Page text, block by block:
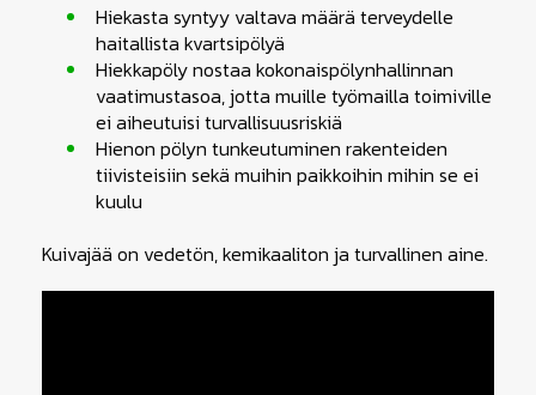
Hiekasta syntyy valtava määrä terveydelle
haitallista kvartsipölyä
Hiekkapöly nostaa kokonaispölynhallinnan
vaatimustasoa, jotta muille työmailla toimiville
ei aiheutuisi turvallisuusriskiä
Hienon pölyn tunkeutuminen rakenteiden
tiivisteisiin sekä muihin paikkoihin mihin se ei
kuulu
Kuivajää on vedetön, kemikaaliton ja turvallinen aine.